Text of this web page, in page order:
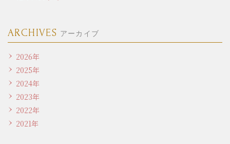
ARCHIVES アーカイブ
2026年
2025年
2024年
2023年
2022年
2021年